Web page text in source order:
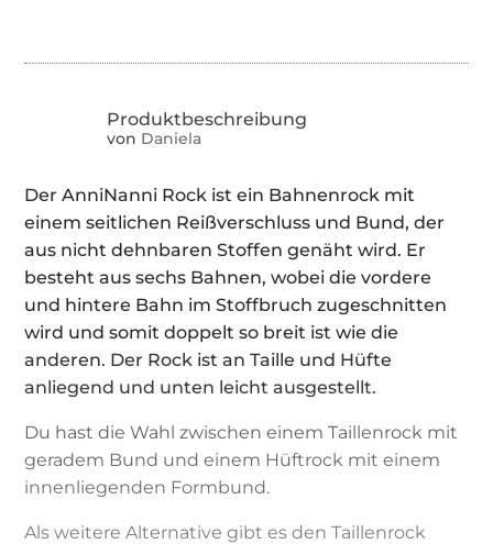
von Daniela
Der AnniNanni Rock ist ein Bahnenrock mit
einem seitlichen Reißverschluss und Bund, der
aus nicht dehnbaren Stoffen genäht wird. Er
besteht aus sechs Bahnen, wobei die vordere
und hintere Bahn im Stoffbruch zugeschnitten
wird und somit doppelt so breit ist wie die
anderen. Der Rock ist an Taille und Hüfte
anliegend und unten leicht ausgestellt.
Du hast die Wahl zwischen einem Taillenrock mit
geradem Bund und einem Hüftrock mit einem
innenliegenden Formbund.
Als weitere Alternative gibt es den Taillenrock